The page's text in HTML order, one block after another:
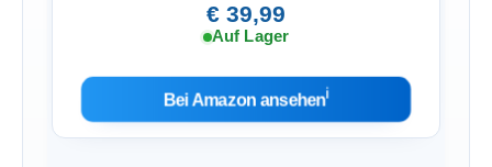
€ 39,99
Auf Lager
Bei Amazon ansehenℹ︎